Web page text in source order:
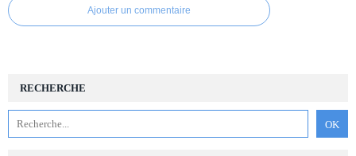
Ajouter un commentaire
RECHERCHE